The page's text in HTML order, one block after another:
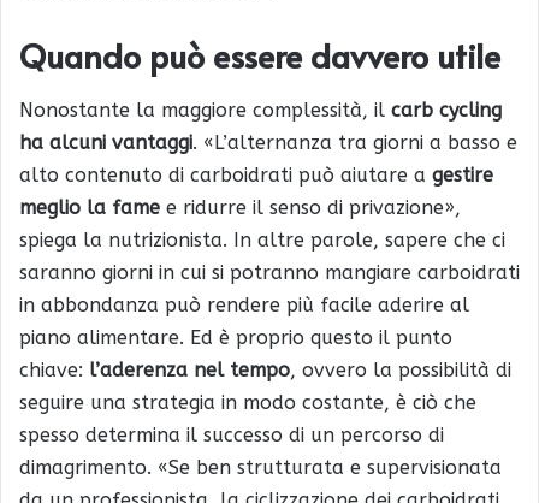
Quando può essere davvero utile
Nonostante la maggiore complessità, il carb cycling
ha alcuni vantaggi. «L’alternanza tra giorni a basso e
alto contenuto di carboidrati può aiutare a gestire
meglio la fame e ridurre il senso di privazione»,
spiega la nutrizionista. In altre parole, sapere che ci
saranno giorni in cui si potranno mangiare carboidrati
in abbondanza può rendere più facile aderire al
piano alimentare. Ed è proprio questo il punto
chiave: l’aderenza nel tempo, ovvero la possibilità di
seguire una strategia in modo costante, è ciò che
spesso determina il successo di un percorso di
dimagrimento. «Se ben strutturata e supervisionata